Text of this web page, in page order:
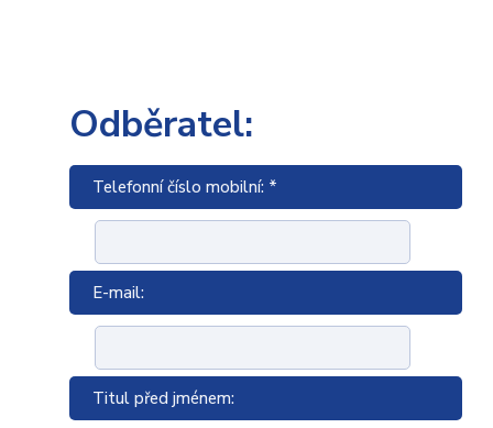
Odběratel:
Telefonní číslo mobilní: *
E-mail:
Titul před jménem: